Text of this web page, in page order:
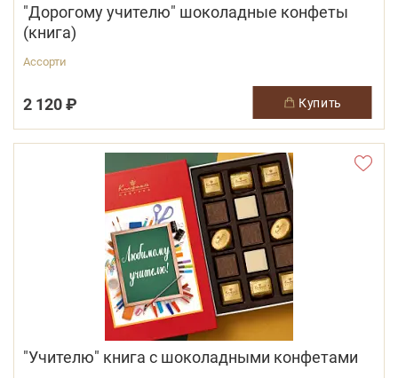
"Дорогому учителю" шоколадные конфеты
(книга)
Ассорти
2 120 ₽ купить
"Учителю" книга с шоколадными конфетами